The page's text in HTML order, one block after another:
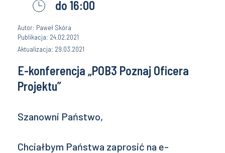
do 16:00
Autor: Paweł Skóra
Publikacja: 24.02.2021
Aktualizacja: 29.03.2021
E-konferencja „POB3 Poznaj Oficera
Projektu”
Szanowni Państwo,
Chciałbym Państwa zaprosić na e-